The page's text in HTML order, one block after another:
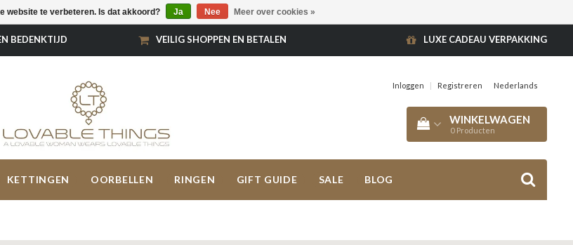
BEDENKTIJD VEILIG SHOPPEN EN BETALEN LUXE CADEAU VERPAKKING
Inloggen | Registreren Nederlands
WINKELWAGEN
0 Producten
KETTINGEN OORBELLEN RINGEN GIFT GUIDE SALE BLOG
website te verbeteren. Is dat akkoord? Ja Nee Meer over cookies »